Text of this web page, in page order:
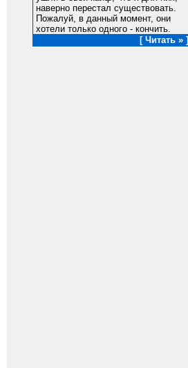
наверно перестал существовать.
Пожалуй, в данный момент, они
хотели только одного - кончить.
[ Читать » ]